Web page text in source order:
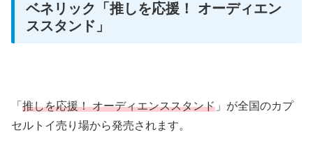
ベネリック 「推しを応援！ オーディエン
ススタンド」
「 推しを応援！ オーディエンススタンド 」が全国のカプ
セルトイ売り場から発売されます。